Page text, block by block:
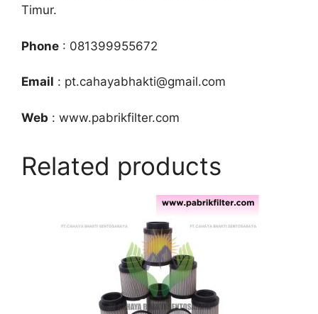
Timur.
Phone : 081399955672
Email : pt.cahayabhakti@gmail.com
Web : www.pabrikfilter.com
Related products